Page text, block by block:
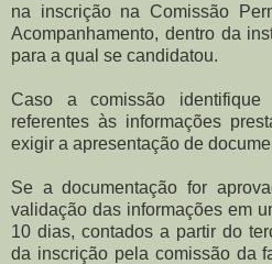
na inscrição na Comissão
Acompanhamento, dentro da
para a qual se candidatou.
Caso a comissão identifique
referentes às informações
exigir a apresentação de
Se a documentação for
validação das informações em
10 dias, contados a partir do
da inscrição pela comissão da